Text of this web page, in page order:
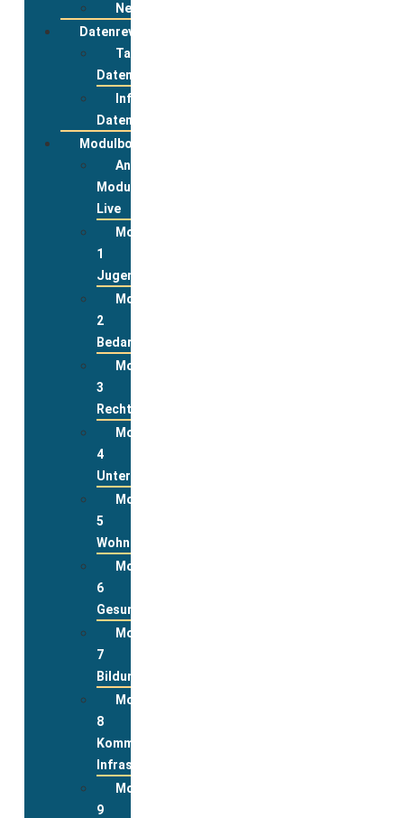
Newsletter
Datenreview
Tabelle
Datenreview
Informationen
Datenreview
Modulbox
Anmeldung
Modulbox
Live
Modul
1
Jugend
Modul
2
Bedarfslagen
Modul
3
Rechte
Modul
4
Unterstützungsleistungen
Modul
5
Wohnen
Modul
6
Gesundheit
Modul
7
Bildung
Modul
8
Kommunale
Infrastrukturen
Modul
9